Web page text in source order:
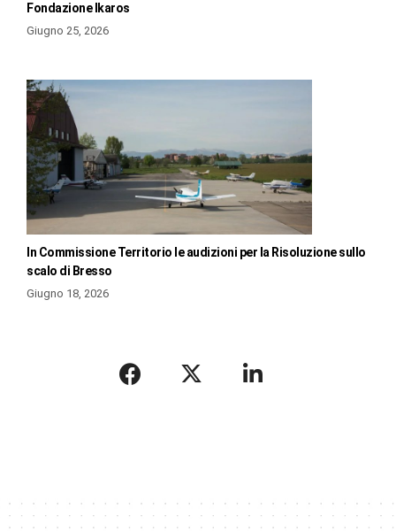
Fondazione Ikaros
Giugno 25, 2026
In Commissione Territorio le audizioni per la Risoluzione sullo
scalo di Bresso
Giugno 18, 2026